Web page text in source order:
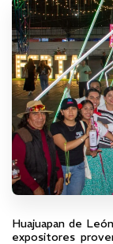
Huajuapan de
expositores